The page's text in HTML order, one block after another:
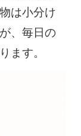
は小分け
、毎日の
ます。